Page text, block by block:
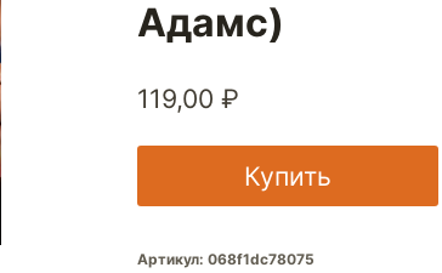
Адамс)
119,00 ₽
Купить
Артикул: 068f1dc78075